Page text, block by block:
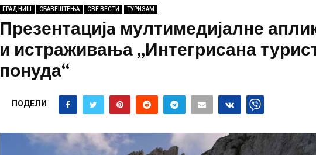
ГРАД НИШ ОБАВЕШТЕЊА СВЕ ВЕСТИ ТУРИЗАМ
Презентацијa мултимедијалне
и истраживања „Интегрисана
понуда“
ПОДЕЛИ